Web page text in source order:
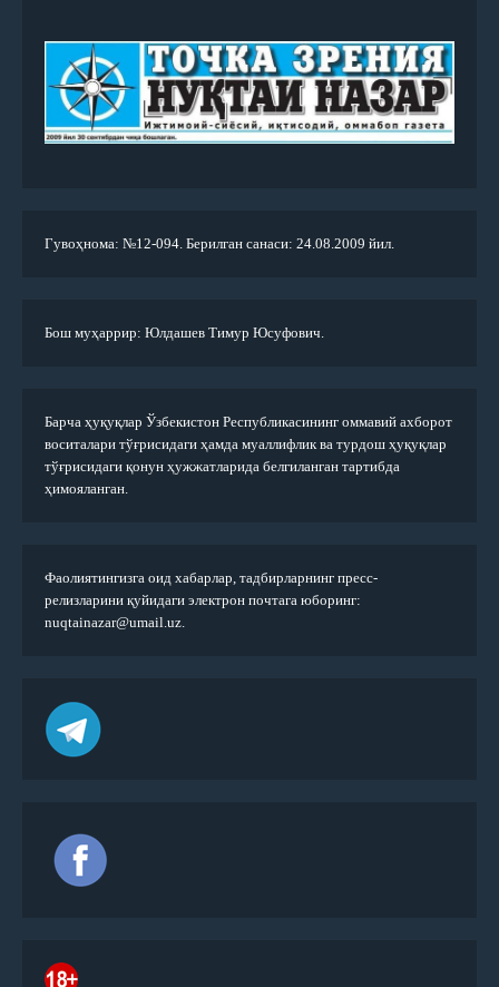
Гувоҳнома: №12-094. Берилган санаси: 24.08.2009 йил.
Бош муҳаррир: Юлдашев Тимур Юсуфович.
Барча ҳуқуқлар Ўзбекистон Республикасининг оммавий ахборот
воситалари тўғрисидаги ҳамда муаллифлик ва турдош ҳуқуқлар
тўғрисидаги қонун ҳужжатларида белгиланган тартибда
ҳимояланган.
Фаолиятингизга оид хабарлар, тадбирларнинг пресс-
релизларини қуйидаги электрон почтага юборинг:
nuqtainazar@umail.uz.